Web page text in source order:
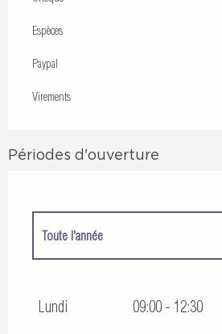
Espèces
Paypal
Virements
Périodes d'ouverture
Toute l'année
Lundi 09:00 - 12:30